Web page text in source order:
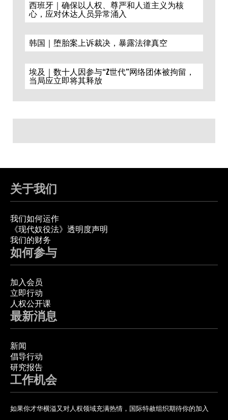
西班牙｜确保以人权、尊严和人道主义为核
心，应对休达人员异常涌入
韩国｜堕胎案上诉裁决，暴露法律真空
埃及｜数十人因参与“Z世代”网络团体被拘留，
当局应立即将其释放
关于我们
我们如何运作
《现代奴役法》透明度声明
我们的财务
如何参与
加入会员
立即行动
人权公开课
最新消息
新闻
倡导行动
研究报告
工作机会
如果你才华横溢又对人权领域充满热情，国际特赦组织期待你的加入